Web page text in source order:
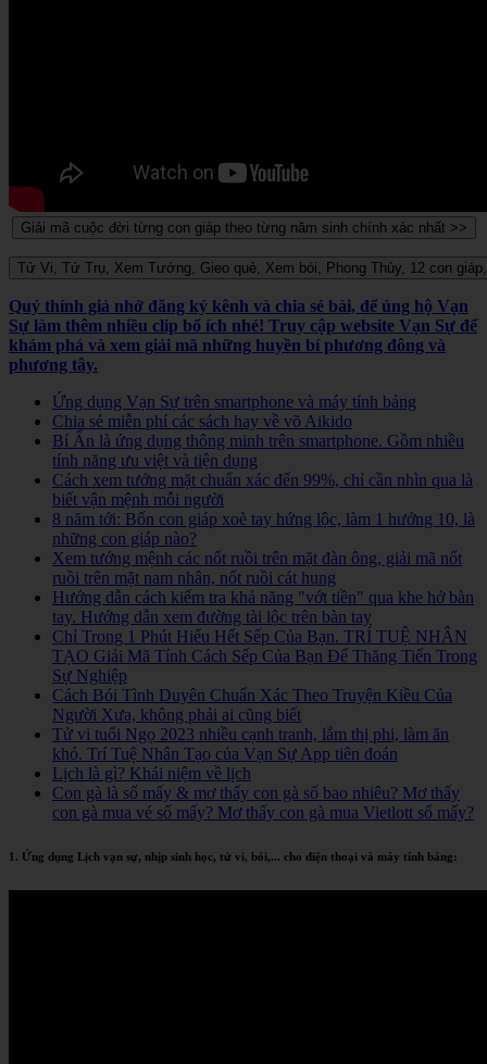
Quý thính giả nhớ đăng ký kênh và chia sẻ bài, để ủng hộ Vạn
Sự làm thêm nhiều clip bổ ích nhé! Truy cập website Vạn Sự để
khám phá và xem giải mã những huyền bí phương đông và
phương tây.
Ứng dụng Vạn Sự trên smartphone và máy tính bảng
Chia sẻ miễn phí các sách hay về võ Aikido
Bí Ẩn là ứng dụng thông minh trên smartphone. Gồm nhiều
tính năng ưu việt và tiện dụng
Cách xem tướng mặt chuẩn xác đến 99%, chỉ cần nhìn qua là
biết vận mệnh mỗi người
8 năm tới: Bốn con giáp xoè tay hứng lộc, làm 1 hưởng 10, là
những con giáp nào?
Xem tướng mệnh các nốt ruồi trên mặt đàn ông, giải mã nốt
ruồi trên mặt nam nhân, nốt ruồi cát hung
Hướng dẫn cách kiểm tra khả năng "vớt tiền" qua khe hở bàn
tay. Hướng dẫn xem đường tài lộc trên bàn tay
Chỉ Trong 1 Phút Hiểu Hết Sếp Của Bạn. TRÍ TUỆ NHÂN
TẠO Giải Mã Tính Cách Sếp Của Bạn Để Thăng Tiến Trong
Sự Nghiệp
Cách Bói Tình Duyên Chuẩn Xác Theo Truyện Kiều Của
Người Xưa, không phải ai cũng biết
Tử vi tuổi Ngọ 2023 nhiều cạnh tranh, lắm thị phi, làm ăn
khó. Trí Tuệ Nhân Tạo của Vạn Sự App tiên đoán
Lịch là gì? Khái niệm về lịch
Con gà là số mấy & mơ thấy con gà số bao nhiêu? Mơ thấy
con gà mua vé số mấy? Mơ thấy con gà mua Vietlott số mấy?
1. Ứng dụng Lịch vạn sự, nhịp sinh học, tử vi, bói,... cho điện thoại và máy tính bảng: